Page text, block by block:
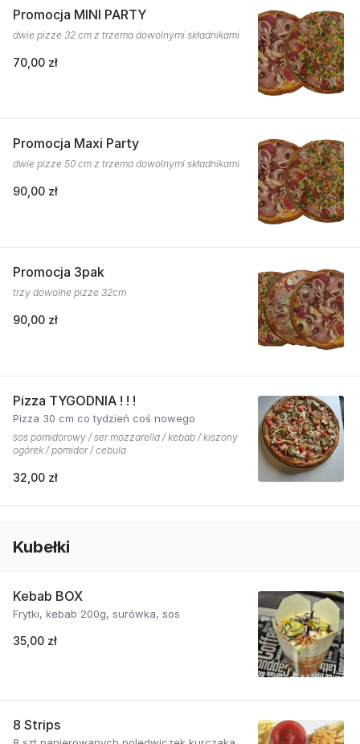
Promocja MINI PARTY
dwie pizze 32 cm z trzema dowolnymi składnikami
70,00 zł
Promocja Maxi Party
dwie pizze 50 cm z trzema dowolnymi składnikami
90,00 zł
Promocja 3pak
trzy dowolne pizze 32cm
90,00 zł
Pizza TYGODNIA ! ! !
Pizza 30 cm co tydzień coś nowego
sos pomidorowy / ser mozzarella / kebab / kiszony
ogórek / pomidor / cebula
32,00 zł
Kubełki
Kebab BOX
Frytki, kebab 200g, surówka, sos
35,00 zł
8 Strips